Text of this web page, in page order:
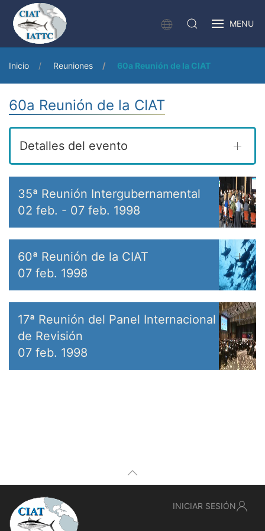
MENU
Inicio Reuniones 60a Reunión de la CIAT
60a Reunión de la CIAT
Detalles del evento
35ª Reunión Intergubernamental
02 feb. - 07 feb. 1998
60ª Reunión de la CIAT
07 feb. 1998
17ª Reunión del Panel Internacional
de Revisión
07 feb. 1998
INICIAR SESIÓN